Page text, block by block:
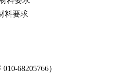
料要求
68205766）